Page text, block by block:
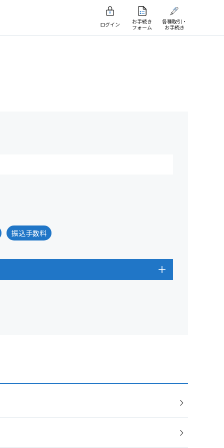
ログイン
お手続き
フォーム
各種取引・
お手続き
振込手数料